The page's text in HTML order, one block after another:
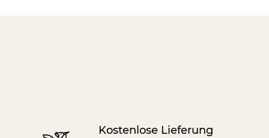
Kostenlose Lieferung